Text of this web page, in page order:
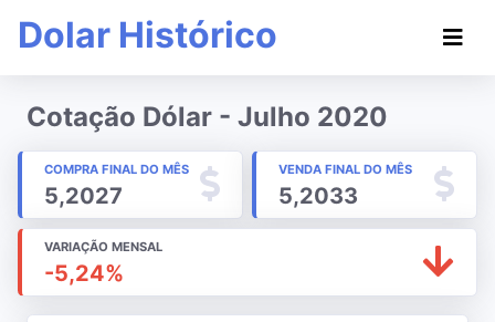
Dolar Histórico
Cotação Dólar - Julho 2020
COMPRA FINAL DO MÊS
5,2027
VENDA FINAL DO MÊS
5,2033
VARIAÇÃO MENSAL
-5,24%